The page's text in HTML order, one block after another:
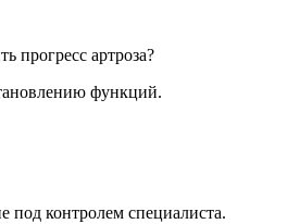
прогресс артроза?
функций.
под контролем специалиста.